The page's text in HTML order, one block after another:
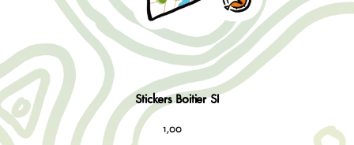
Stickers Boitier SI
1,00